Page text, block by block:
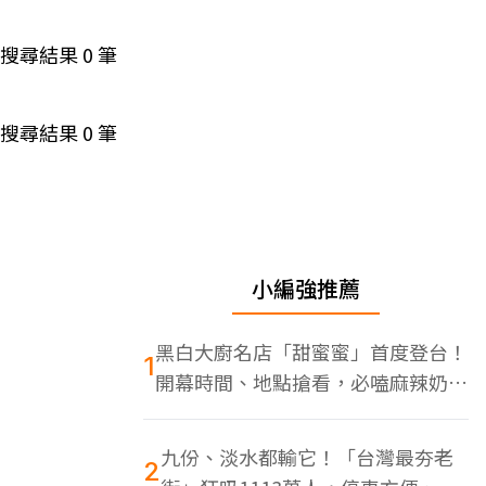
搜尋結果0筆
搜尋結果0筆
小編強推薦
1黑白大廚名店「甜蜜蜜」首度登台！
開幕時間、地點搶看，必嗑麻辣奶油
蝦
2九份、淡水都輸它！「台灣最夯老